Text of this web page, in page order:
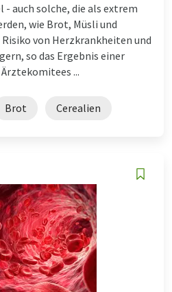
auch solche, die als extrem
wie Brot, Müsli und
von Herzkrankheiten und
so das Ergebnis einer
...
Brot Cerealien